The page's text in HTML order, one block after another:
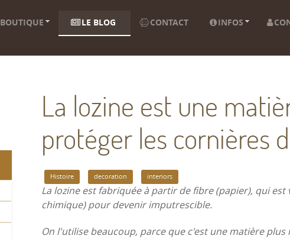
BOUTIQUE LE BLOG CONTACT INFOS
La lozine est une
protéger les cornières
Histoire decoration interiors
La lozine est fabriquée à partir de fibre (papier), qui
chimique) pour devenir imputrescible.
On l'utilise beaucoup, parce que c'est une matière